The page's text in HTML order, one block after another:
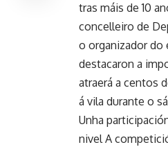
tras máis de 10
concelleiro de
o organizador do
destacaron a
atraerá a centos
á vila durante o
Unha
nivel A